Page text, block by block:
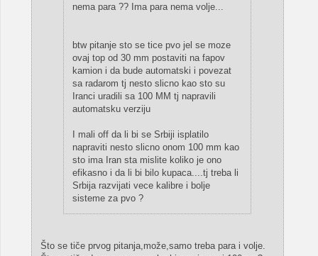
nema para ?? Ima para nema volje...
btw pitanje sto se tice pvo jel se moze
ovaj top od 30 mm postaviti na fapov
kamion i da bude automatski i povezat
sa radarom tj nesto slicno kao sto su
Iranci uradili sa 100 MM tj napravili
automatsku verziju
I mali off da li bi se Srbiji isplatilo
napraviti nesto slicno onom 100 mm kao
sto ima Iran sta mislite koliko je ono
efikasno i da li bi bilo kupaca....tj treba li
Srbija razvijati vece kalibre i bolje
sisteme za pvo ?
Što se tiče prvog pitanja,može,samo treba para i volje.